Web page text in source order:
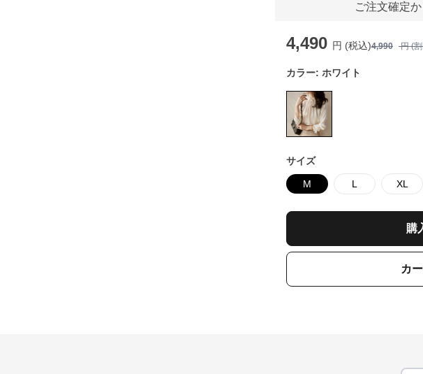
ご注文確定
4,490 円 (税込)4,990 円 (
カラー: ホワイト
サイズ
M L XL
購
カ